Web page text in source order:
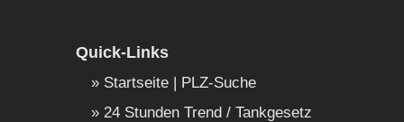
Quick-Links
Startseite | PLZ-Suche
24 Stunden Trend / Tankgesetz